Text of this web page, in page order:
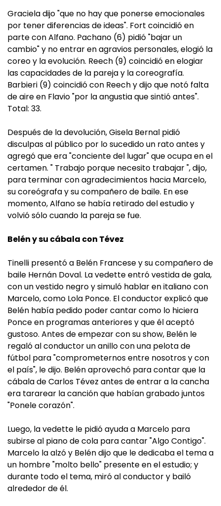
Graciela dijo "que no hay que ponerse emocionales
por tener diferencias de ideas". Fort coincidió en
parte con Alfano. Pachano (6) pidió "bajar un
cambio" y no entrar en agravios personales, elogió la
coreo y la evolución. Reech (9) coincidió en elogiar
las capacidades de la pareja y la coreografía.
Barbieri (9) coincidió con Reech y dijo que notó falta
de aire en Flavio "por la angustia que sintió antes".
Total: 33.
Después de la devolución, Gisela Bernal pidió
disculpas al público por lo sucedido un rato antes y
agregó que era "conciente del lugar" que ocupa en el
certamen. " Trabajo porque necesito trabajar ", dijo,
para terminar con agradecimientos hacia Marcelo,
su coreógrafa y su compañero de baile. En ese
momento, Alfano se había retirado del estudio y
volvió sólo cuando la pareja se fue.
Belén y su cábala con Tévez
Tinelli presentó a Belén Francese y su compañero de
baile Hernán Doval. La vedette entró vestida de gala,
con un vestido negro y simuló hablar en italiano con
Marcelo, como Lola Ponce. El conductor explicó que
Belén había pedido poder cantar como lo hiciera
Ponce en programas anteriores y que él aceptó
gustoso. Antes de empezar con su show, Belén le
regaló al conductor un anillo con una pelota de
fútbol para "comprometernos entre nosotros y con
el país", le dijo. Belén aprovechó para contar que la
cábala de Carlos Tévez antes de entrar a la cancha
era tararear la canción que habían grabado juntos
"Ponele corazón".
Luego, la vedette le pidió ayuda a Marcelo para
subirse al piano de cola para cantar "Algo Contigo".
Marcelo la alzó y Belén dijo que le dedicaba el tema a
un hombre "molto bello" presente en el estudio; y
durante todo el tema, miró al conductor y bailó
alrededor de él.